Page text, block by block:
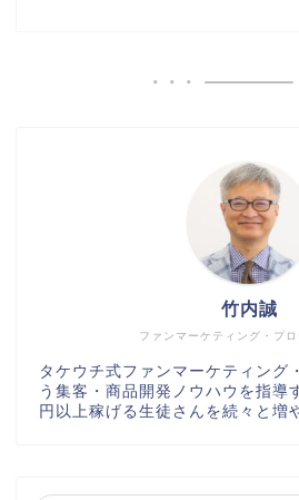
ファンマーケティング・プ
竹内誠
タケウチ式ファンマーケティング
う集客・商品開発ノウハウを指導
円以上稼げる生徒さんを続々と増